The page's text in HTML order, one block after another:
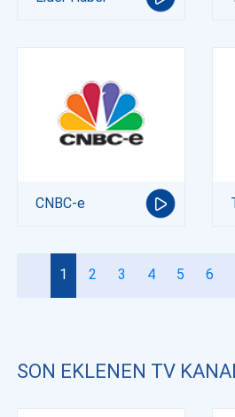
CNBC-e
1 2 3 4 5 6
SON EKLENEN TV